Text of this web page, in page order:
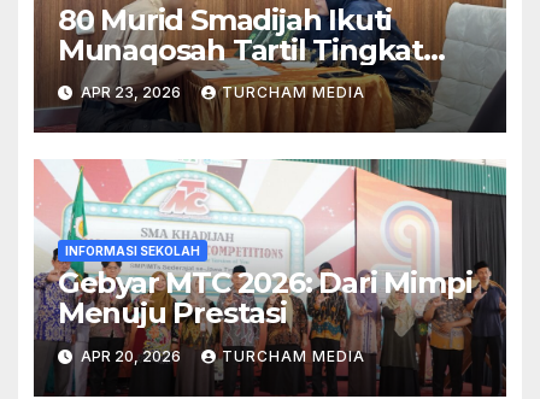
80 Murid Smadijah Ikuti
Munaqosah Tartil Tingkat
Yayasan Khadijah
APR 23, 2026 TURCHAM MEDIA
INFORMASI SEKOLAH
Gebyar MTC 2026: Dari Mimpi
Menuju Prestasi
APR 20, 2026 TURCHAM MEDIA